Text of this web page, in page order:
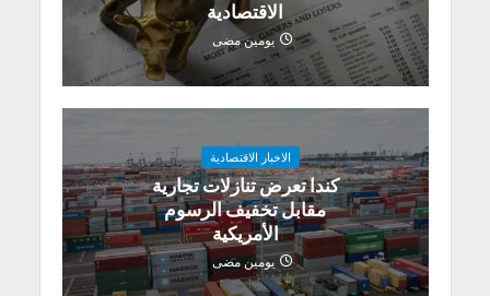
الاقتصادية
يومين مضى
الاخبار الاقتصادية
كندا تعرض تنازلات تجارية
مقابل تخفيف الرسوم
الأمريكية
يومين مضى